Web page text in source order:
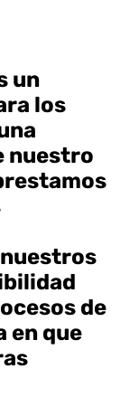
un
los
nuestro
de
en que